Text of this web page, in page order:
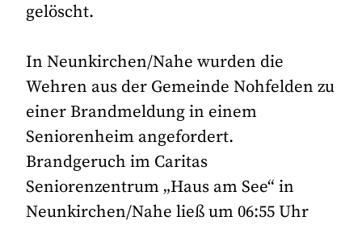
gelöscht.
In Neunkirchen/Nahe wurden die
Wehren aus der Gemeinde Nohfelden zu
einer Brandmeldung in einem
Seniorenheim angefordert.
Brandgeruch im Caritas
Seniorenzentrum „Haus am See“ in
Neunkirchen/Nahe ließ um 06:55 Uhr